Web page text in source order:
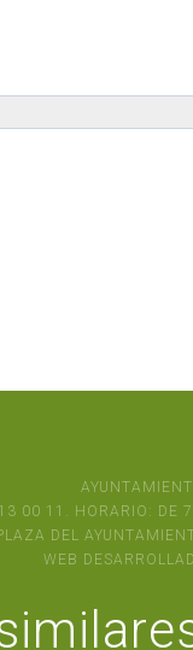
00 11. HORARIO: DE
DEL
WEB